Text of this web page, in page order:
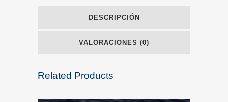
DESCRIPCIÓN
VALORACIONES (0)
Related Products